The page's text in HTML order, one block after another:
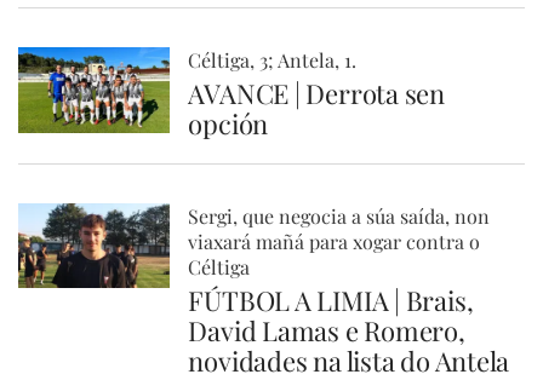
Céltiga, 3; Antela, 1.
AVANCE | Derrota sen
opción
Sergi, que negocia a súa saída, non
viaxará mañá para xogar contra o
Céltiga
FÚTBOL A LIMIA | Brais,
David Lamas e Romero,
novidades na lista do Antela